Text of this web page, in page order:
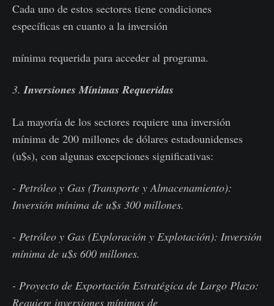
Cada uno de estos sectores tiene condiciones
específicas en cuanto a la inversión
mínima requerida para acceder al programa.
3.Inversiones Mínimas Requeridas
La mayoría de los sectores requiere una inversión
mínima de 200 millones de dólares estadounidenses
(u$s), con algunas excepciones significativas:
- Petróleo y Gas (Transporte y Almacenamiento):
Inversión mínima de u$s 300 millones.
- Petróleo y Gas (Exploración y Explotación): Inversión
mínima de u$s 600 millones.
- Proyecto de Exportación Estratégica de Largo Plazo:
Requiere inversiones mínimas de